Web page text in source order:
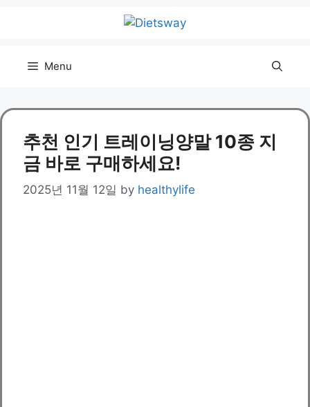
Menu
추천 인기 트레이닝양말 10종 지
금 바로 구매하세요!
2025년 11월 12일 by healthylife